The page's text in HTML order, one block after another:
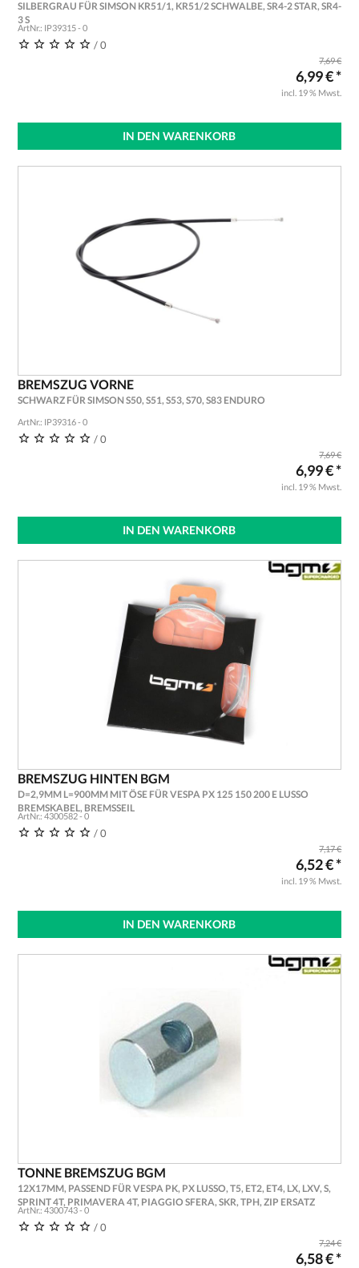
SILBERGRAU FÜR SIMSON KR51/1, KR51/2 SCHWALBE, SR4-2 STAR, SR4-
3 S
ArtNr.: IP39315 - 0
/ 0
7,69 €
6,99 € *
incl. 19 % Mwst.
IN DEN WARENKORB
BREMSZUG VORNE
SCHWARZ FÜR SIMSON S50, S51, S53, S70, S83 ENDURO
ArtNr.: IP39316 - 0
/ 0
7,69 €
6,99 € *
incl. 19 % Mwst.
IN DEN WARENKORB
BREMSZUG HINTEN BGM
D=2,9MM L=900MM MIT ÖSE FÜR VESPA PX 125 150 200 E LUSSO
BREMSKABEL, BREMSSEIL
ArtNr.: 4300582 - 0
/ 0
7,17 €
6,52 € *
incl. 19 % Mwst.
IN DEN WARENKORB
TONNE BREMSZUG BGM
12X17MM, PASSEND FÜR VESPA PK, PX LUSSO, T5, ET2, ET4, LX, LXV, S,
SPRINT 4T, PRIMAVERA 4T, PIAGGIO SFERA, SKR, TPH, ZIP ERSATZ
ArtNr.: 4300743 - 0
/ 0
7,24 €
6,58 € *